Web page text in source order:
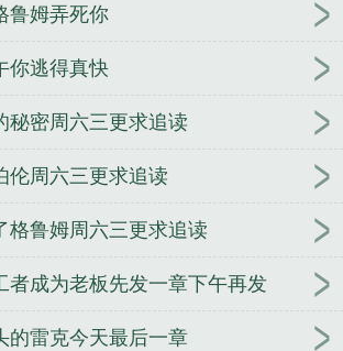
鲁姆弄死你
你逃得真快
秘密周六三更求追读
伦周六三更求追读
格鲁姆周六三更求追读
者成为老板先发一章下午再发
的雷克今天最后一章